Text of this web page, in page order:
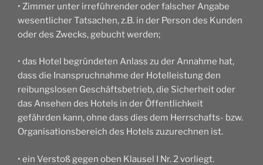
• Zimmer unter irreführender oder falscher Angabe
wesentlicher Tatsachen, z.B. in der Person des Kunden
oder des Zwecks, gebucht werden;
• das Hotel begründeten Anlass zu der Annahme hat,
dass die Inanspruchnahme der Hotelleistung den
reibungslosen Geschäftsbetrieb, die Sicherheit oder
das Ansehen des Hotels in der Öffentlichkeit
gefährden kann, ohne dass dies dem Herrschafts- bzw.
Organisationsbereich des Hotels zuzurechnen ist.
• ein Verstoß gegen oben Klausel I Nr. 2 vorliegt.